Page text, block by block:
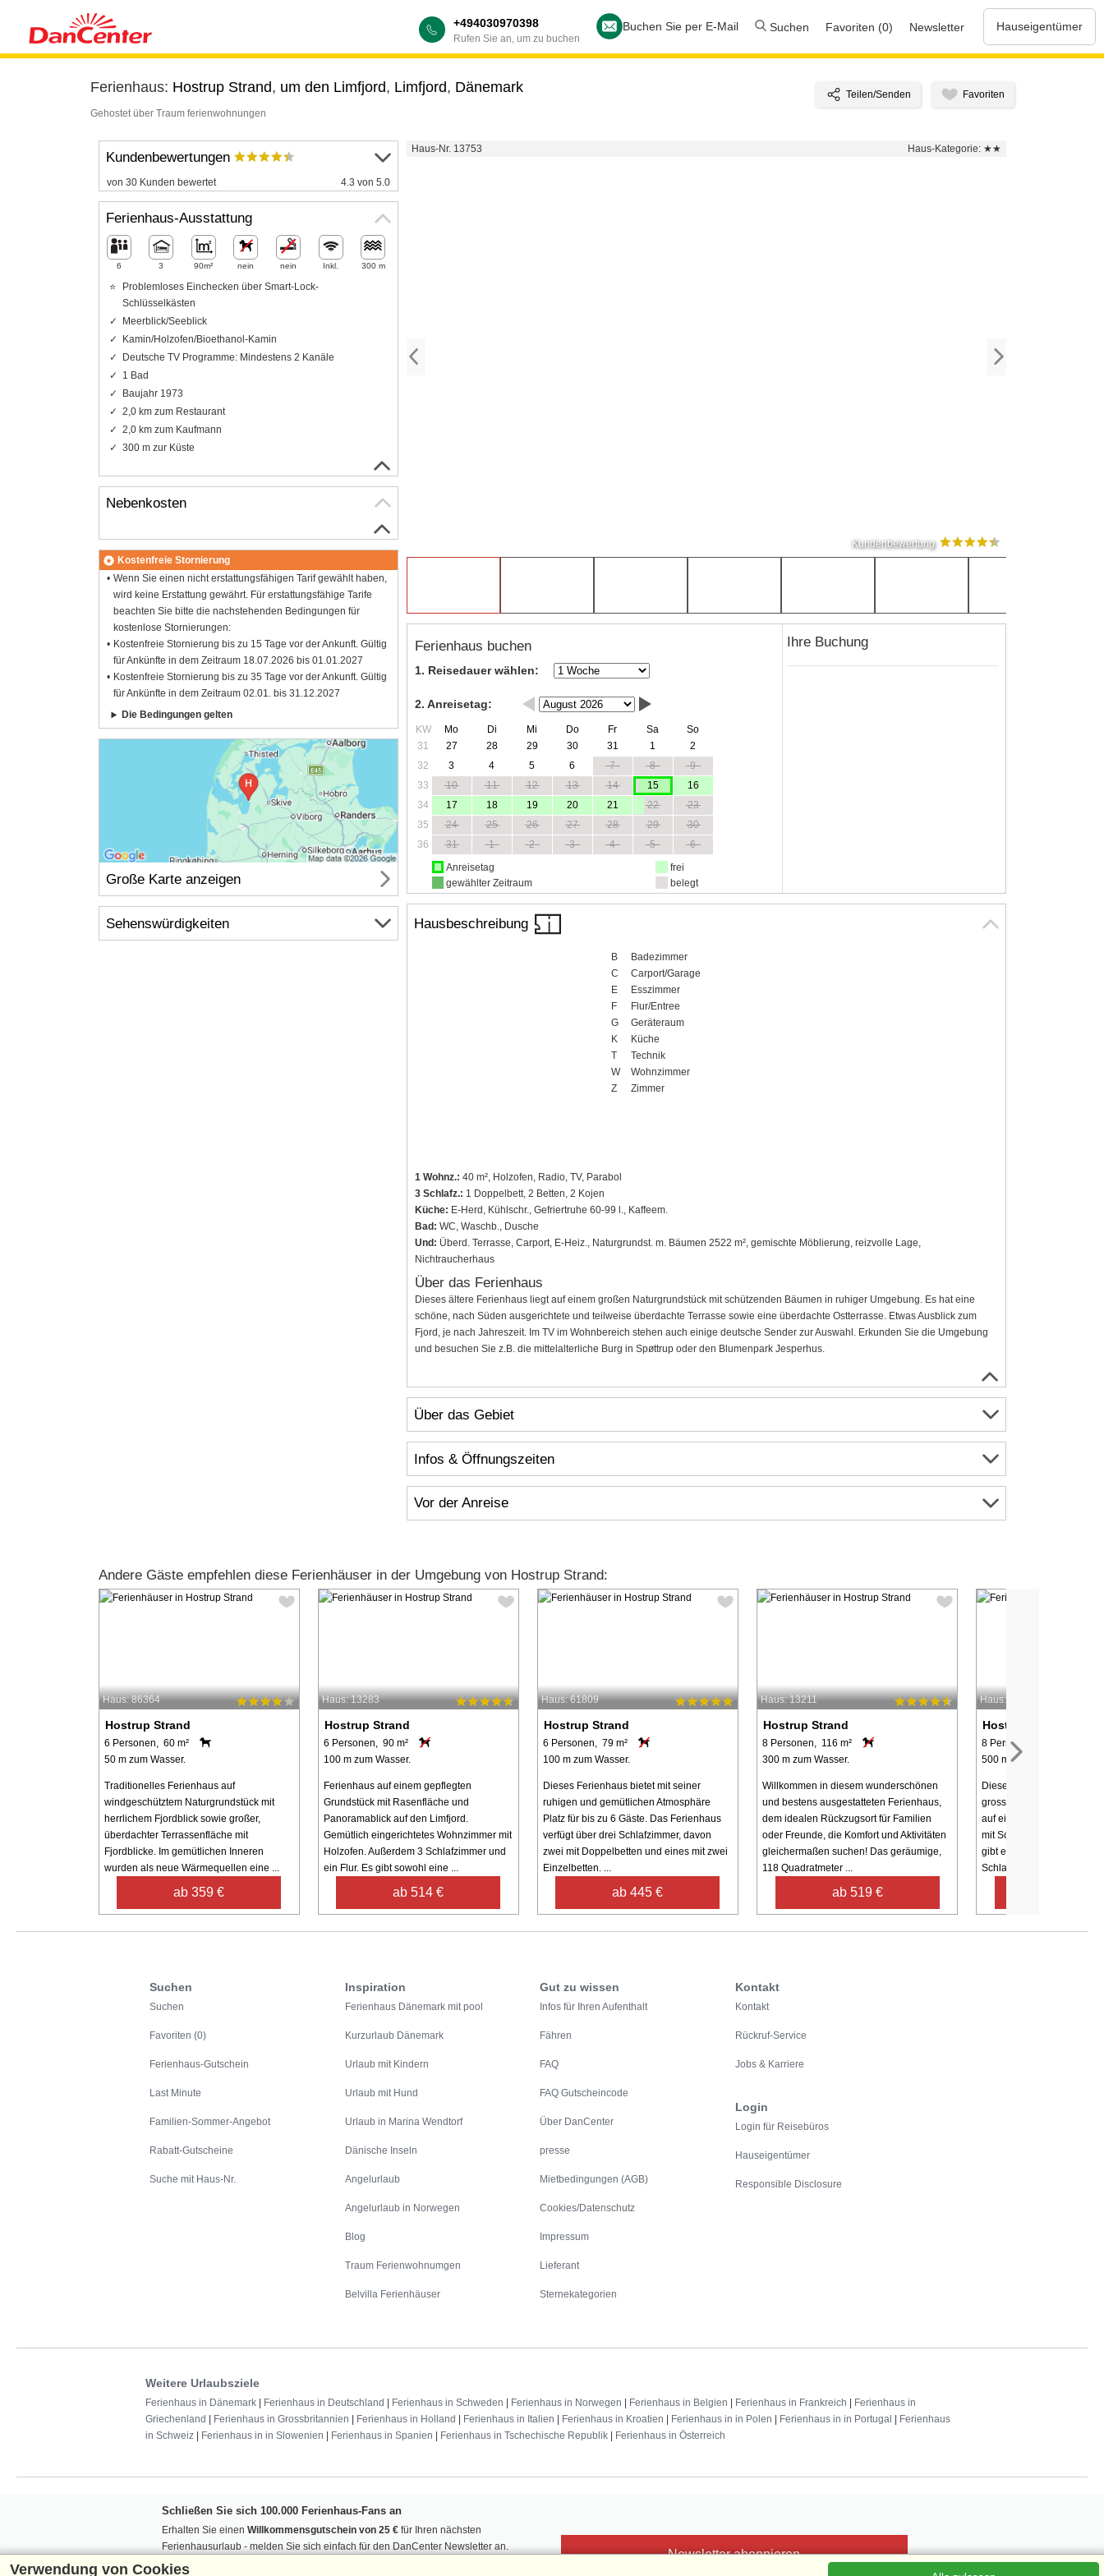
+494030970398
Rufen Sie an, um zu buchen
Buchen Sie per E-Mail Suchen Favoriten (0) Newsletter Hauseigentümer
Ferienhaus: Hostrup Strand, um den Limfjord, Limfjord, Dänemark
Gehostet über Traum ferienwohnungen
Haus-Nr. 13753 Haus-Kategorie: ★★
Kundenbewertung
Ferienhaus buchen
1. Reisedauer wählen:
2. Anreisetag:
KW Mo Di Mi Do Fr Sa
So
31
27 28 29 30 31 1
2
32
3 4 5 6 7 8
9
33
10 11 12 13 14 15
16
34
17 18 19 20 21 22
23
35
24 25 26 27 28 29
30
36
31 1 2 3 4 5
6
Anreisetag
gewählter Zeitraum
frei
belegt
Ihre Buchung
Hausbeschreibung
B
Badezimmer
C
Carport/Garage
E
Esszimmer
F
Flur/Entree
G
Geräteraum
K
Küche
T
Technik
W
Wohnzimmer
Z
Zimmer
1 Wohnz.: 40 m², Holzofen, Radio, TV, Parabol
3 Schlafz.: 1 Doppelbett, 2 Betten, 2 Kojen
Küche: E-Herd, Kühlschr., Gefriertruhe 60-99 l., Kaffeem.
Bad: WC, Waschb., Dusche
Und: Überd. Terrasse, Carport, E-Heiz., Naturgrundst. m. Bäumen 2522 m², gemischte Möblierung, reizvolle Lage,
Nichtraucherhaus
Über das Ferienhaus
Dieses ältere Ferienhaus liegt auf einem großen Naturgrundstück mit schützenden Bäumen in ruhiger Umgebung. Es hat eine
schöne, nach Süden ausgerichtete und teilweise überdachte Terrasse sowie eine überdachte Ostterrasse. Etwas Ausblick zum
Fjord, je nach Jahreszeit. Im TV im Wohnbereich stehen auch einige deutsche Sender zur Auswahl. Erkunden Sie die Umgebung
und besuchen Sie z.B. die mittelalterliche Burg in Spøttrup oder den Blumenpark Jesperhus.
Über das Gebiet
Infos & Öffnungszeiten
Vor der Anreise
Kundenbewertungen
von 30 Kunden bewertet 4.3 von 5.0
Ferienhaus-Ausstattung
6 3 90m² nein nein Inkl. 300 m
Problemloses Einchecken über Smart-Lock-
Schlüsselkästen
Meerblick/Seeblick
Kamin/Holzofen/Bioethanol-Kamin
Deutsche TV Programme: Mindestens 2 Kanäle
1 Bad
Baujahr 1973
2,0 km zum Restaurant
2,0 km zum Kaufmann
300 m zur Küste
Nebenkosten
Kostenfreie Stornierung
Wenn Sie einen nicht erstattungsfähigen Tarif gewählt haben,
wird keine Erstattung gewährt. Für erstattungsfähige Tarife
beachten Sie bitte die nachstehenden Bedingungen für
kostenlose Stornierungen:
Kostenfreie Stornierung bis zu 15 Tage vor der Ankunft. Gültig
für Ankünfte in dem Zeitraum 18.07.2026 bis 01.01.2027
Kostenfreie Stornierung bis zu 35 Tage vor der Ankunft. Gültig
für Ankünfte in dem Zeitraum 02.01. bis 31.12.2027
Die Bedingungen gelten
Große Karte anzeigen
Sehenswürdigkeiten
Andere Gäste empfehlen diese Ferienhäuser in der Umgebung von Hostrup Strand:
Haus: 86364
Hostrup Strand
6 Personen, 60 m²
50 m zum Wasser.
Traditionelles Ferienhaus auf
windgeschütztem Naturgrundstück mit
herrlichem Fjordblick sowie großer,
überdachter Terrassenfläche mit
Fjordblicke. Im gemütlichen Inneren
wurden als neue Wärmequellen eine ...
ab 359 €
Haus: 13283
Hostrup Strand
6 Personen, 90 m²
100 m zum Wasser.
Ferienhaus auf einem gepflegten
Grundstück mit Rasenfläche und
Panoramablick auf den Limfjord.
Gemütlich eingerichtetes Wohnzimmer mit
Holzofen. Außerdem 3 Schlafzimmer und
ein Flur. Es gibt sowohl eine ...
ab 514 €
Haus: 61809
Hostrup Strand
6 Personen, 79 m²
100 m zum Wasser.
Dieses Ferienhaus bietet mit seiner
ruhigen und gemütlichen Atmosphäre
Platz für bis zu 6 Gäste. Das Ferienhaus
verfügt über drei Schlafzimmer, davon
zwei mit Doppelbetten und eines mit zwei
Einzelbetten. ...
ab 445 €
Haus: 13211
Hostrup Strand
8 Personen, 116 m²
300 m zum Wasser.
Willkommen in diesem wunderschönen
und bestens ausgestatteten Ferienhaus,
dem idealen Rückzugsort für Familien
oder Freunde, die Komfort und Aktivitäten
gleichermaßen suchen! Das geräumige,
118 Quadratmeter ...
ab 519 €
Haus: 13351
Hostrup Strand
8 Personen, 80 m²
500 m zum Wasser.
Dieses Ferienhaus mit
grossen, teils überdachten
auf einem ungestörten
mit Schaukel und
gibt es ein grosses
Schlafzimmer ...
Suchen
Suchen
Favoriten (0)
Ferienhaus-Gutschein
Last Minute
Familien-Sommer-Angebot
Rabatt-Gutscheine
Suche mit Haus-Nr.
Inspiration
Ferienhaus Dänemark mit pool
Kurzurlaub Dänemark
Urlaub mit Kindern
Urlaub mit Hund
Urlaub in Marina Wendtorf
Dänische Inseln
Angelurlaub
Angelurlaub in Norwegen
Blog
Traum Ferienwohnumgen
Belvilla Ferienhäuser
Gut zu wissen
Infos für Ihren Aufenthalt
Fähren
FAQ
FAQ Gutscheincode
Über DanCenter
presse
Mietbedingungen (AGB)
Cookies/Datenschutz
Impressum
Lieferant
Sternekategorien
Kontakt
Kontakt
Rückruf-Service
Jobs & Karriere
Login
Login für Reisebüros
Hauseigentümer
Responsible Disclosure
Weitere Urlaubsziele
Ferienhaus in Dänemark | Ferienhaus in Deutschland | Ferienhaus in Schweden | Ferienhaus in Norwegen | Ferienhaus in Belgien | Ferienhaus in Frankreich | Ferienhaus in
Griechenland | Ferienhaus in Grossbritannien | Ferienhaus in Holland | Ferienhaus in Italien | Ferienhaus in Kroatien | Ferienhaus in in Polen | Ferienhaus in in Portugal | Ferienhaus
in Schweiz | Ferienhaus in in Slowenien | Ferienhaus in Spanien | Ferienhaus in Tschechische Republik | Ferienhaus in Österreich
Schließen Sie sich 100.000 Ferienhaus-Fans an
Erhalten Sie einen Willkommensgutschein von 25 € für Ihren nächsten
Ferienhausurlaub - melden Sie sich einfach für den DanCenter Newsletter an.
Verpassen Sie nie wieder exklusive Angebote, Gewinnspiele und Urlaubstipps!
Newsletter abonnieren
Verwendung von Cookies